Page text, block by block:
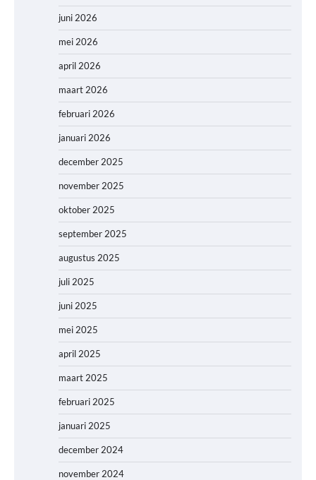
juni 2026
mei 2026
april 2026
maart 2026
februari 2026
januari 2026
december 2025
november 2025
oktober 2025
september 2025
augustus 2025
juli 2025
juni 2025
mei 2025
april 2025
maart 2025
februari 2025
januari 2025
december 2024
november 2024